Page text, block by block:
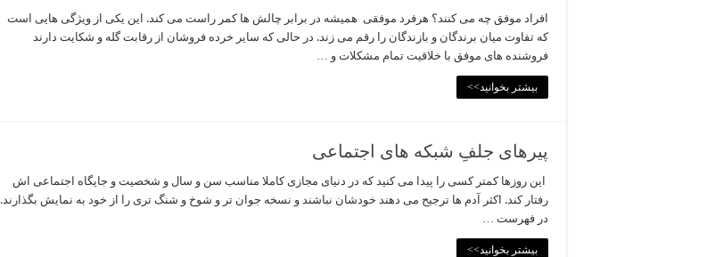
افراد موفق چه می کنند؟ هرفرد موفقی همیشه در برابر چالش ها کمر راست می کند. این یکی از ویژگی هایی است
که تفاوت میان برندگان و بازندگان را رقم می زند. در حالی که سایر خرده فروشان از رقابت گله و شکایت دارند
فروشنده های موفق با خلاقیت تمام مشکلات و …
بیشتر بخوانید>>
پیرهای جلفِ شبکه های اجتماعی
این روزها کمتر کسی را پیدا می کنید که در دنیای مجازی کاملا مناسب سن و سال و شخصیت و جایگاه اجتماعی اش
رفتار کند. اکثر آدم ها ترجیح می دهند خودشان نباشند و نسخه جوان تر و شوخ و شنگ تری را از خود به نمایش بگذارند.
در فهرست …
بیشتر بخوانید>>